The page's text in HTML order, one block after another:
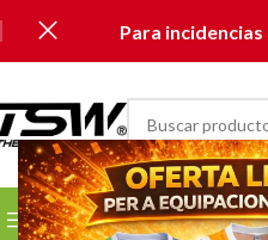
Para
SELECCIONA TU CLUB...